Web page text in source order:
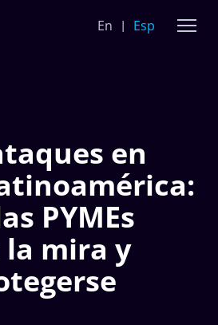
En Esp
en
PYMEs
mira y